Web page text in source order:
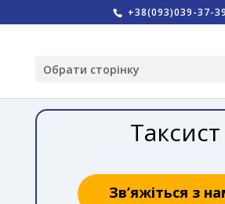
+38(093)039-37-39
Обрати сторінку
Таксист
Зв’яжіться з